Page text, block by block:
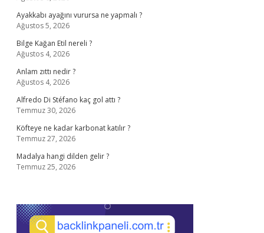
Ayakkabı ayağını vurursa ne yapmalı ?
Ağustos 5, 2026
Bilge Kağan Etil nereli ?
Ağustos 4, 2026
Anlam zıttı nedir ?
Ağustos 4, 2026
Alfredo Di Stéfano kaç gol attı ?
Temmuz 30, 2026
Köfteye ne kadar karbonat katılır ?
Temmuz 27, 2026
Madalya hangi dilden gelir ?
Temmuz 25, 2026